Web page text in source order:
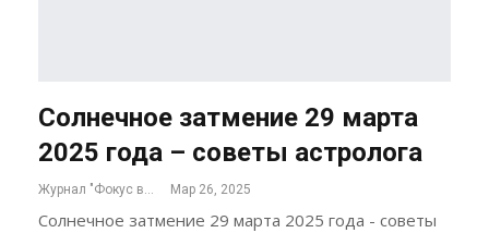
Солнечное затмение 29 марта
2025 года – советы астролога
Мар 26, 2025
Солнечное затмение 29 марта 2025 года - советы